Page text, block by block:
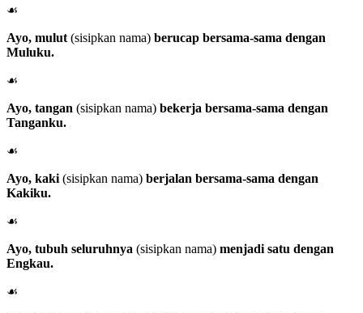
☙
Ayo, mulut (sisipkan nama) berucap bersama-sama dengan
Muluku.
☙
Ayo, tangan (sisipkan nama) bekerja bersama-sama dengan
Tanganku.
☙
Ayo, kaki (sisipkan nama) berjalan bersama-sama dengan
Kakiku.
☙
Ayo, tubuh seluruhnya (sisipkan nama) menjadi satu dengan
Engkau.
☙